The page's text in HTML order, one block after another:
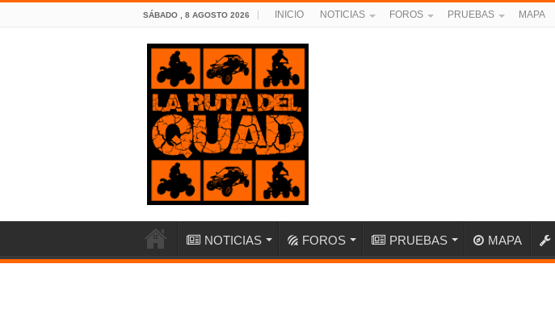
SÁBADO , 8 AGOSTO 2026 INICIO NOTICIAS FOROS PRUEBAS MAPA
NOTICIAS FOROS PRUEBAS MAPA